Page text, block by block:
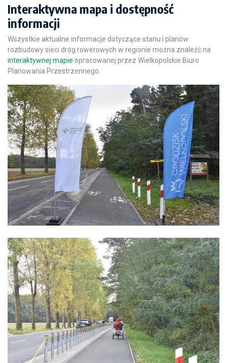
Interaktywna mapa i dostępność
informacji
Wszystkie aktualne informacje dotyczące stanu i planów
rozbudowy sieci dróg rowerowych w regionie można znaleźć na
interaktywnej mapie opracowanej przez Wielkopolskie Biuro
Planowania Przestrzennego.